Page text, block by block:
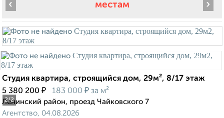
местам
2/2
‹ ›
Студия квартира, строящийся дом, 29м², 8/17 этаж
5 380 200 ₽ 183 000 ₽ за м²
Ленинский район, проезд Чайковского 7
Агентство, 04.08.2026